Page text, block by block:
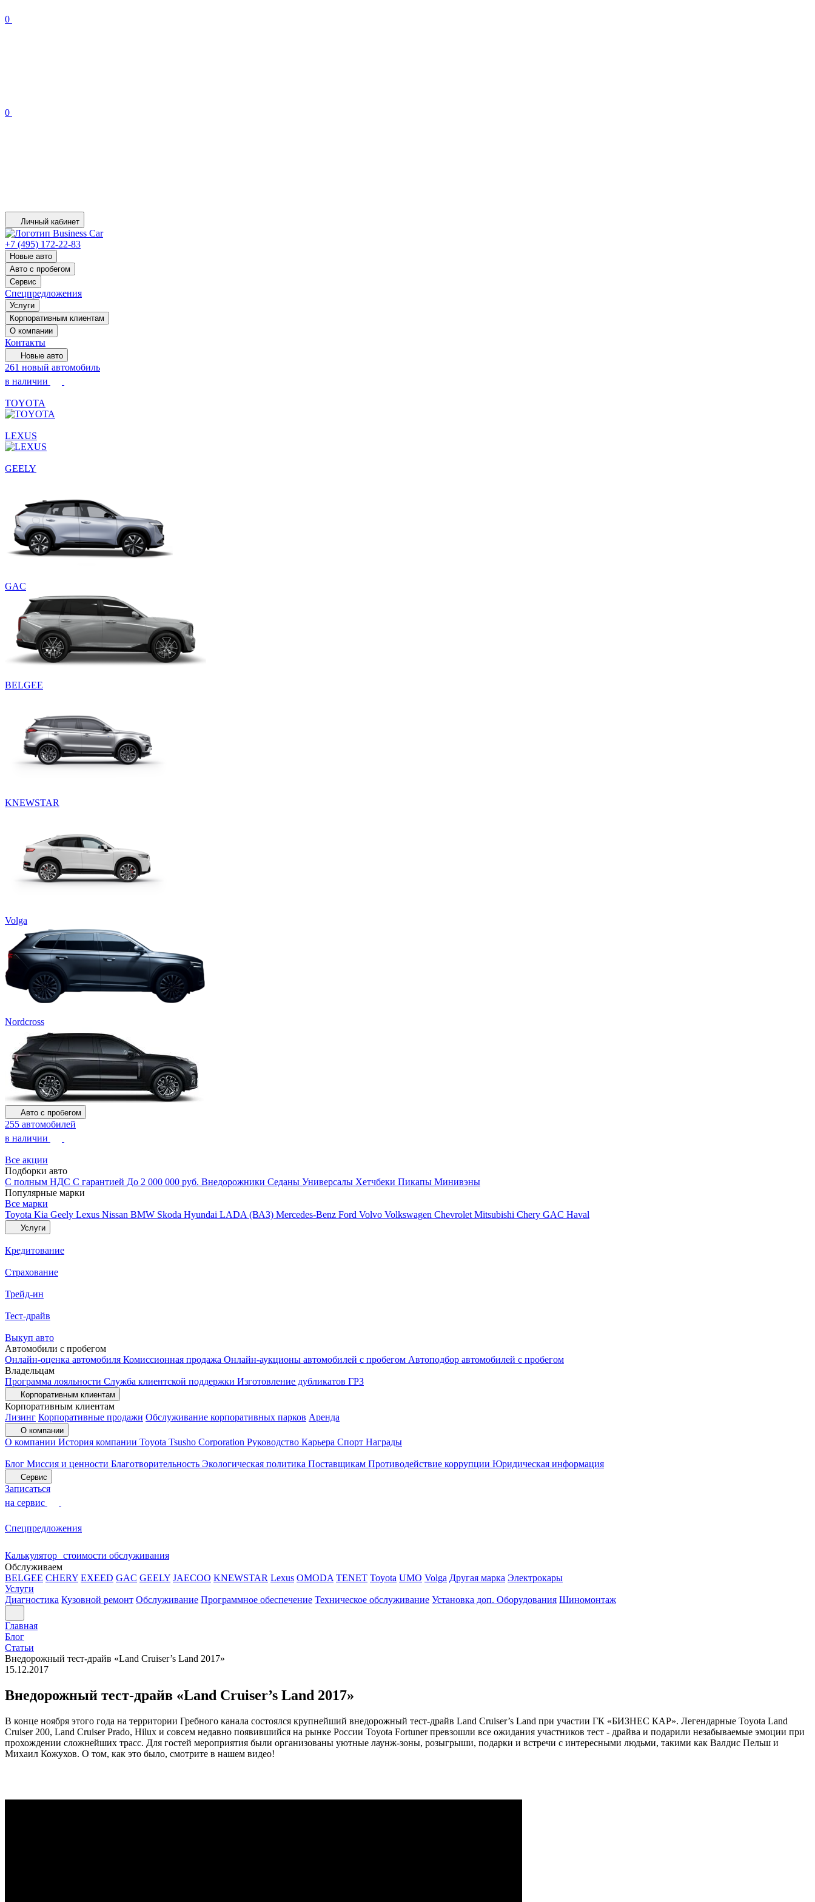
0
0
Личный кабинет
+7 (495) 172-22-83
Новые авто
Авто с пробегом
Сервис
Спецпредложения
Услуги
Корпоративным клиентам
О компании
Контакты
Новые авто
261 новый автомобиль
в наличии
TOYOTA
LEXUS
GEELY
GAC
BELGEE
KNEWSTAR
Volga
Nordcross
Авто с пробегом
255 автомобилей
в наличии
Все акции
Подборки авто
С полным НДС С гарантией До 2 000 000 руб. Внедорожники Седаны Универсалы Хетчбеки Пикапы Минивэны
Популярные марки
Все марки
Toyota Kia Geely Lexus Nissan BMW Skoda Hyundai LADA (ВАЗ) Mercedes-Benz Ford Volvo Volkswagen Chevrolet Mitsubishi Chery GAC Haval
Услуги
Кредитование
Страхование
Трейд-ин
Тест-драйв
Выкуп авто
Автомобили с пробегом
Онлайн-оценка автомобиля Комиссионная продажа Онлайн-аукционы автомобилей с пробегом Автоподбор автомобилей с пробегом
Владельцам
Программа лояльности Служба клиентской поддержки Изготовление дубликатов ГРЗ
Корпоративным клиентам
Корпоративным клиентам
Лизинг Корпоративные продажи Обслуживание корпоративных парков Аренда
О компании
О компании История компании Toyota Tsusho Corporation Руководство Карьера Спорт Награды
Блог Миссия и ценности Благотворительность Экологическая политика Поставщикам Противодействие коррупции Юридическая информация
Сервис
Записаться
на сервис
Спецпредложения
Калькулятор стоимости обслуживания
Обслуживаем
BELGEE CHERY EXEED GAC GEELY JAECOO KNEWSTAR Lexus OMODA TENET Toyota UMO Volga Другая марка Электрокары
Услуги
Диагностика Кузовной ремонт Обслуживание Программное обеспечение Техническое обслуживание Установка доп. Оборудования Шиномонтаж
Главная
Блог
Статьи
Внедорожный тест-драйв «Land Cruiser’s Land 2017»
15.12.2017
Внедорожный тест-драйв «Land Cruiser’s Land 2017»
В конце ноября этого года на территории Гребного канала состоялся крупнейший внедорожный тест-драйв Land Cruiser’s Land при участии ГК «БИЗНЕС КАР». Легендарные Toyota Land
Cruiser 200, Land Cruiser Prado, Hilux и совсем недавно появившийся на рынке России Toyota Fortuner превзошли все ожидания участников тест - драйва и подарили незабываемые эмоции при
прохождении сложнейших трасс. Для гостей мероприятия были организованы уютные лаунж-зоны, розыгрыши, подарки и встречи с интересными людьми, такими как Валдис Пельш и
Михаил Кожухов. О том, как это было, смотрите в нашем видео!